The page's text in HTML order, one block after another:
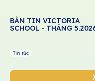
BẢN TIN VICTORIA
SCHOOL - THÁNG
Tin tức